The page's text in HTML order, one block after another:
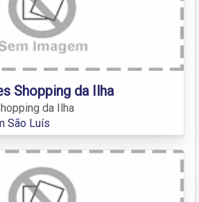
Shopping da Ilha
da Ilha
São Luís